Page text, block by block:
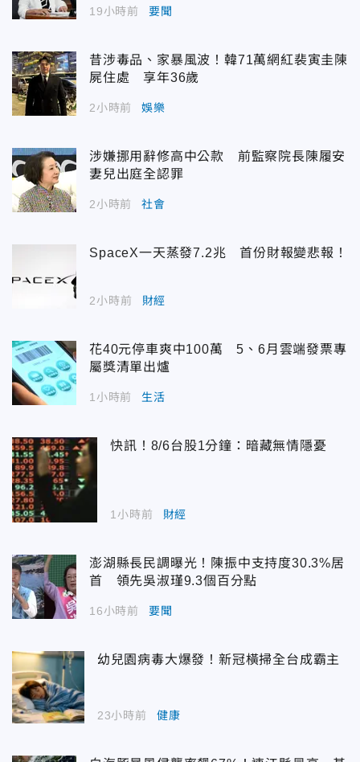
19小時前 要聞
昔涉毒品、家暴風波！韓71萬網紅裴寅圭陳
屍住處 享年36歲
2小時前 娛樂
涉嫌挪用辭修高中公款 前監察院長陳履安
妻兒出庭全認罪
2小時前 社會
SpaceX一天蒸發7.2兆 首份財報變悲報！
2小時前 財經
花40元停車爽中100萬 5、6月雲端發票專
屬獎清單出爐
1小時前 生活
快訊！8/6台股1分鐘：暗藏無情隱憂
1小時前 財經
澎湖縣長民調曝光！陳振中支持度30.3%居
首 領先吳淑瑾9.3個百分點
16小時前 要聞
幼兒園病毒大爆發！新冠橫掃全台成霸主
23小時前 健康